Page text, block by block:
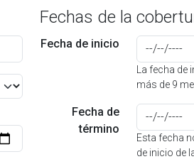
Fechas de la
Fecha de inicio
La fecha
más de 9
Fecha de
término
Esta fecha
de inicio de